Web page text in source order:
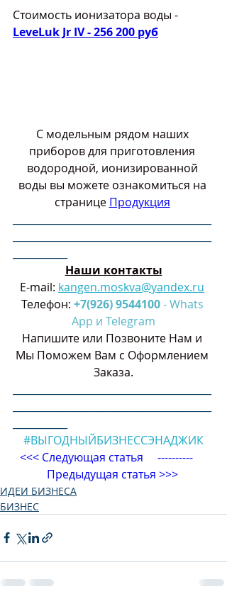
Стоимость ионизатора воды -
LeveLuk Jr IV - 256 200 руб
С модельным рядом наших
приборов для приготовления
водородной, ионизированной
воды вы можете ознакомиться на
странице Продукция
Наши контакты
Е-mail: kangen.moskva@yandex.ru
Телефон: +7(926) 9544100 - Whats
App и Telegram
Напишите или Позвоните Нам и
Мы Поможем Вам с Оформлением
Заказа.
#ВЫГОДНЫЙБИЗНЕССЭНАДЖИК
<<< Следующая статья
     ----------
Предыдущая статья >>>
ИДЕИ БИЗНЕСА
БИЗНЕС